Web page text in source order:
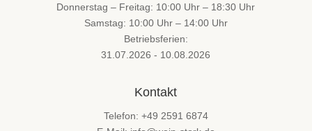
Donnerstag – Freitag: 10:00 Uhr – 18:30 Uhr
Samstag: 10:00 Uhr – 14:00 Uhr
Betriebsferien:
31.07.2026 - 10.08.2026
Kontakt
Telefon: +49 2591 6874